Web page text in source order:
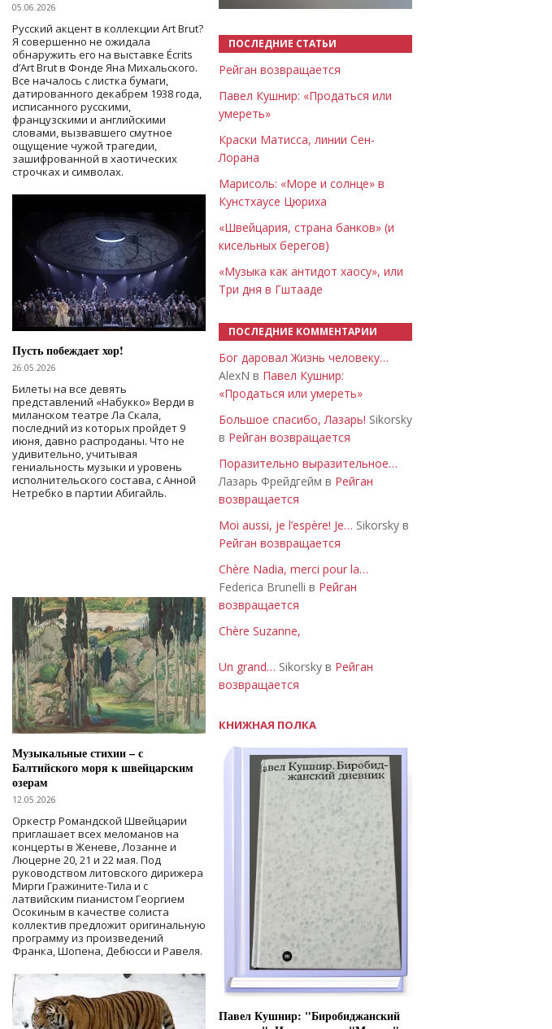
05.06.2026
Русский акцент в коллекции Art Brut?
Я совершенно не ожидала
обнаружить его на выставке Écrits
d’Art Brut в Фонде Яна Михальского.
Все началось с листка бумаги,
датированного декабрем 1938 года,
исписанного русскими,
французскими и английскими
словами, вызвавшего смутное
ощущение чужой трагедии,
зашифрованной в хаотических
строчках и символах.
Пусть побеждает хор!
26.05.2026
Билеты на все девять
представлений «Набукко» Верди в
миланском театре Ла Скала,
последний из которых пройдет 9
июня, давно распроданы. Что не
удивительно, учитывая
гениальность музыки и уровень
исполнительского состава, с Анной
Нетребко в партии Абигайль.
Музыкальные стихии – с
Балтийского моря к швейцарским
озерам
12.05.2026
Оркестр Романдской Швейцарии
приглашает всех меломанов на
концерты в Женеве, Лозанне и
Люцерне 20, 21 и 22 мая. Под
руководством литовского дирижера
Мирги Гражините-Тила и с
латвийским пианистом Георгием
Осокиным в качестве солиста
коллектив предложит оригинальную
программу из произведений
Франка, Шопена, Дебюсси и Равеля.
ПОСЛЕДНИЕ СТАТЬИ
Рейган возвращается
Павел Кушнир: «Продаться или
умереть»
Краски Матисса, линии Сен-
Лорана
Марисоль: «Море и солнце» в
Кунстхаусе Цюриха
«Швейцария, страна банков» (и
кисельных берегов)
«Музыка как антидот хаосу», или
Три дня в Гштааде
ПОСЛЕДНИЕ КОММЕНТАРИИ
Бог даровал Жизнь человеку…
AlexN в Павел Кушнир:
«Продаться или умереть»
Большое спасибо, Лазарь! Sikorsky
в Рейган возвращается
Поразительно выразительное…
Лазарь Фрейдгейм в Рейган
возвращается
Moi aussi, je l’espère! Je… Sikorsky в
Рейган возвращается
Chère Nadia, merci pour la…
Federica Brunelli в Рейган
возвращается
Chère Suzanne,
Un grand… Sikorsky в Рейган
возвращается
КНИЖНАЯ ПОЛКА
Павел Кушнир: "Биробиджанский